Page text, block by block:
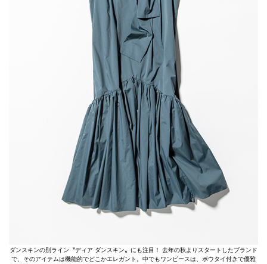
ダンスキンの別ライン〝ディア ダンスキン〟にも注目！ 去年の秋よりスタートしたブランド
で、そのアイテムは機能的でどこかエレガント。中でもワンピースは、ボウタイ付きで優雅